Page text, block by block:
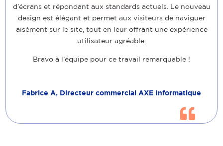
d’écrans et répondant aux standards actuels. Le nouveau
design est élégant et permet aux visiteurs de naviguer
aisément sur le site, tout en leur offrant une expérience
utilisateur agréable.
Bravo à l’équipe pour ce travail remarquable !
Fabrice A, Directeur commercial AXE Informatique
